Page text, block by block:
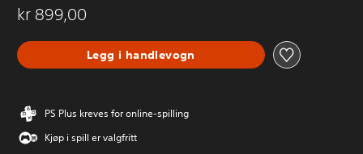
kr 899,00
Legg i handlevogn
PS Plus kreves for online-spilling
Kjøp i spill er valgfritt